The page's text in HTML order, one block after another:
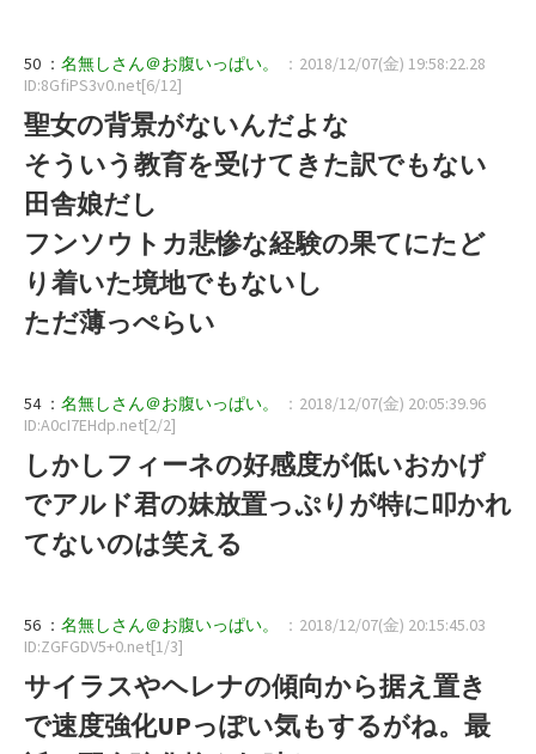
50 ： 名無しさん＠お腹いっぱい。
：2018/12/07(金) 19:58:22.28
ID:8GfiPS3v0.net[6/12]
聖女の背景がないんだよな
そういう教育を受けてきた訳でもない
田舎娘だし
フンソウトカ悲惨な経験の果てにたど
り着いた境地でもないし
ただ薄っぺらい
54 ： 名無しさん＠お腹いっぱい。
：2018/12/07(金) 20:05:39.96
ID:A0cI7EHdp.net[2/2]
しかしフィーネの好感度が低いおかげ
でアルド君の妹放置っぷりが特に叩かれ
てないのは笑える
56 ： 名無しさん＠お腹いっぱい。
：2018/12/07(金) 20:15:45.03
ID:ZGFGDV5+0.net[1/3]
サイラスやヘレナの傾向から据え置き
で速度強化UPっぽい気もするがね。最